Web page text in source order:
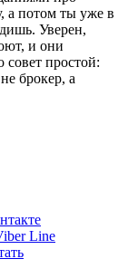
а потом ты уже в
Уверен,
и они
простой:
брокер, а
Line